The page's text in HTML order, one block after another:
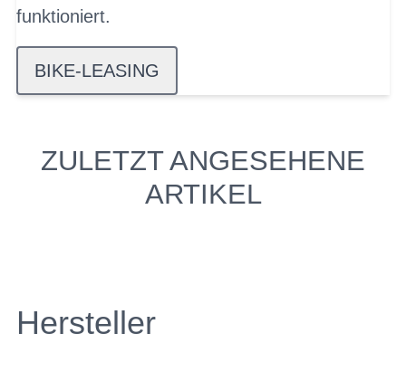
funktioniert.
BIKE-LEASING
ZULETZT ANGESEHENE
ARTIKEL
Hersteller